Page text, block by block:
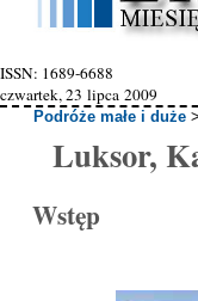
ISSN: 1689-6688
czwartek, 23 lipca 2009
Podróże małe i duże
Luksor,
Wstęp